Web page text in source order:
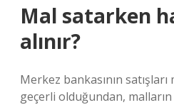
Mal satarken
alınır?
Merkez bankasının
geçerli olduğundan,